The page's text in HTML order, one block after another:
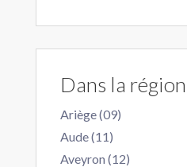
Dans la
Ariège (09)
Aude (11)
Aveyron (12)